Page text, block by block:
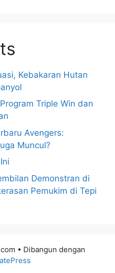
Kebakaran Hutan
Triple Win dan
Avengers:
Muncul?
Demonstran di
Pemukim di Tepi
• Dibangun dengan